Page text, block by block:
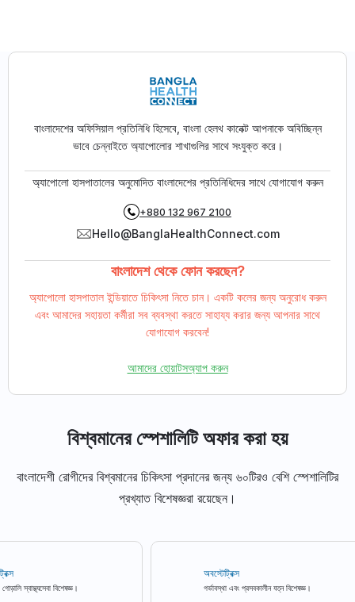
বাংলাদেশের অফিসিয়াল প্রতিনিধি হিসেবে, বাংলা হেলথ কানেক্ট আপনাকে অবিচ্ছিন্ন
ভাবে চেন্নাইতে অ্যাপোলোর শাখাগুলির সাথে সংযুক্ত করে।
অ্যাপোলো হাসপাতালের অনুমোদিত বাংলাদেশের প্রতিনিধিদের সাথে যোগাযোগ করুন
+880 132 967 2100
Hello@BanglaHealthConnect.com
বাংলাদেশ থেকে ফোন করছেন?
অ্যাপোলো হাসপাতাল ইন্ডিয়াতে চিকিৎসা নিতে চান। একটি কলের জন্য অনুরোধ করুন
এবং আমাদের সহায়তা কর্মীরা সব ব্যবস্থা করতে সাহায্য করার জন্য আপনার সাথে
যোগাযোগ করবেন!
আমাদের হোয়াটসঅ্যাপ করুন
বিশ্বমানের স্পেশালিটি অফার করা হয়
বাংলাদেশী রোগীদের বিশ্বমানের চিকিৎসা প্রদানের জন্য ৬০টিরও বেশি স্পেশালিটির
প্রখ্যাত বিশেষজ্ঞরা রয়েছেন।
বিশেষজ্ঞ।
অবস্টেট্রিক্স
গর্ভাবস্থা এবং প্রসবকালীন যত্ন বিশেষজ্ঞ।